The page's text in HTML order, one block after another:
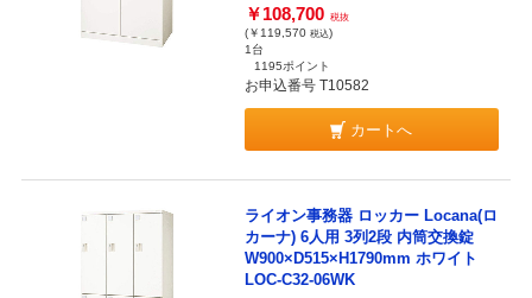
￥108,700 税抜
(￥119,570 税込)
1台
1195ポイント
お申込番号 T10582
カートへ
ライオン事務器 ロッカー Locana(ロ
カーナ) 6人用 3列2段 内筒交換錠
W900×D515×H1790mm ホワイト
LOC-C32-06WK